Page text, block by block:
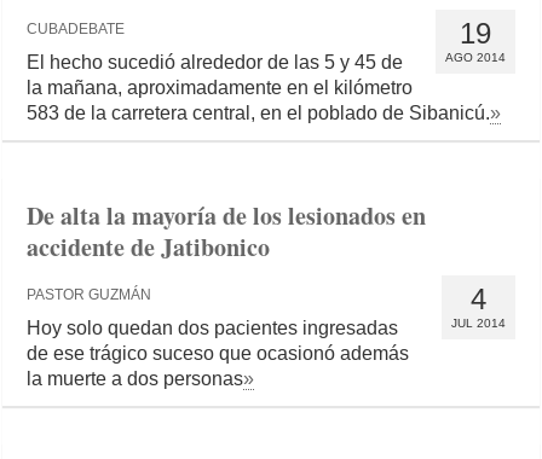
19
AGO 2014
CUBADEBATE
El hecho sucedió alrededor de las 5 y 45 de
la mañana, aproximadamente en el kilómetro
583 de la carretera central, en el poblado de Sibanicú.»
De alta la mayoría de los lesionados en
accidente de Jatibonico
4
JUL 2014
PASTOR GUZMÁN
Hoy solo quedan dos pacientes ingresadas
de ese trágico suceso que ocasionó además
la muerte a dos personas»